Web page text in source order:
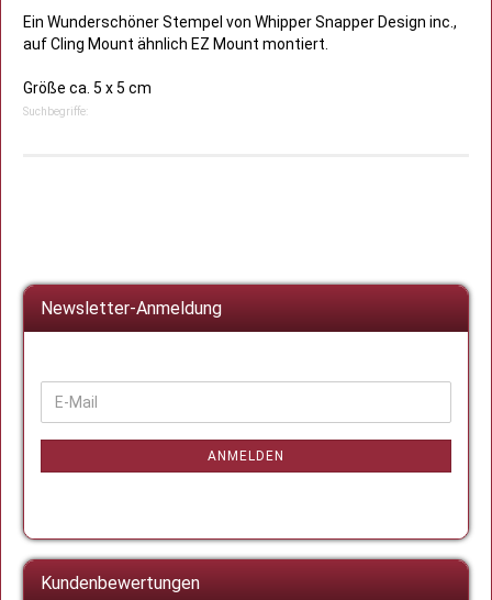
Ein Wunderschöner Stempel von Whipper Snapper Design inc.,
auf Cling Mount ähnlich EZ Mount montiert.
Größe ca. 5 x 5 cm
Suchbegriffe:
Newsletter-Anmeldung
WEITER
ZUR
NEWSLETTER-
E-
Mail
ANMELDEN
Kundenbewertungen